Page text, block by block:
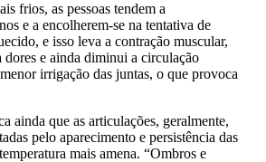
frios, as pessoas tendem a
e a encolherem-se na tentativa de
e isso leva a contração muscular,
dores e ainda diminui a circulação
irrigação das juntas, o que provoca
ainda que as articulações, geralmente,
pelo aparecimento e persistência das
mais amena. “Ombros e